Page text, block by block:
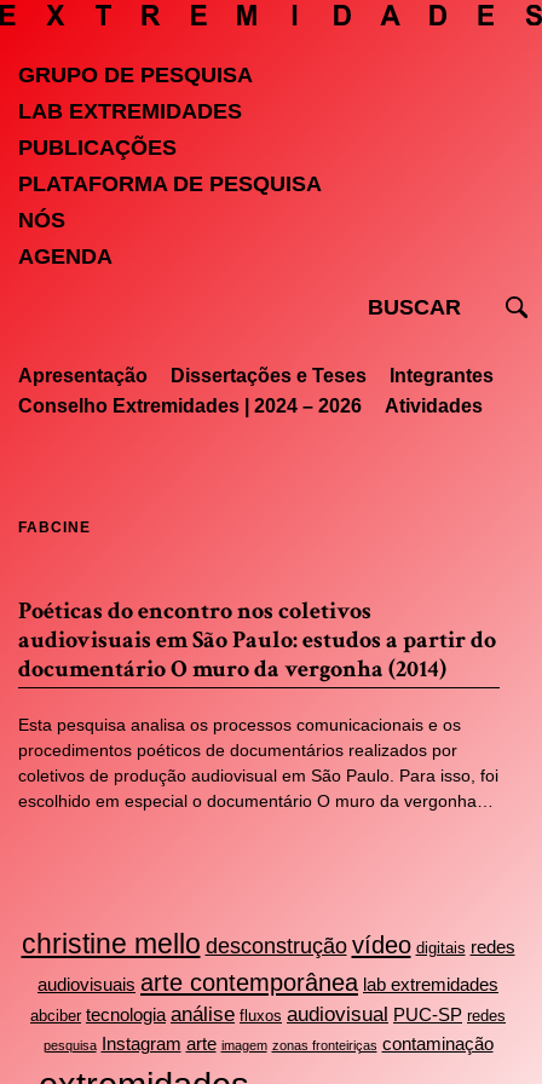
GRUPO DE PESQUISA
LAB EXTREMIDADES
PUBLICAÇÕES
PLATAFORMA DE PESQUISA
NÓS
AGENDA
Apresentação Dissertações e Teses
Integrantes
Conselho Extremidades | 2024 – 2026
Atividades
FABCINE
Poéticas do encontro nos coletivos
audiovisuais em São Paulo: estudos a partir do
documentário O muro da vergonha (2014)
Esta pesquisa analisa os processos comunicacionais e os
procedimentos poéticos de documentários realizados por
coletivos de produção audiovisual em São Paulo. Para isso, foi
escolhido em especial o documentário O muro da vergonha…
christine mello desconstrução vídeo digitais redes
audiovisuais arte contemporânea lab extremidades
abciber tecnologia análise fluxos audiovisual PUC-SP redes
pesquisa Instagram arte imagem zonas fronteiriças contaminação